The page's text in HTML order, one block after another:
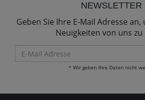
NEWSLETTER
Geben Sie Ihre E-Mail Adresse
Neuigkeiten von uns
Mail
Adresse
* Wir geben Ihre Daten nicht